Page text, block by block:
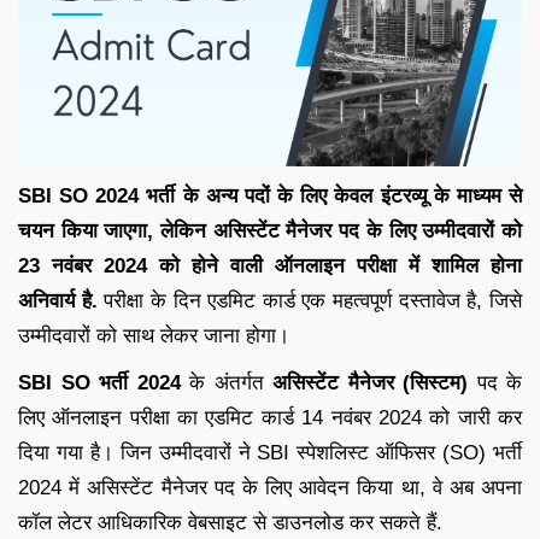
SBI SO 2024 भर्ती के अन्य पदों के लिए केवल इंटरव्यू के माध्यम से
चयन किया जाएगा, लेकिन असिस्टेंट मैनेजर पद के लिए उम्मीदवारों को
23 नवंबर 2024 को होने वाली ऑनलाइन परीक्षा में शामिल होना
अनिवार्य है. परीक्षा के दिन एडमिट कार्ड एक महत्वपूर्ण दस्तावेज है, जिसे
उम्मीदवारों को साथ लेकर जाना होगा।
SBI SO भर्ती 2024के अंतर्गत असिस्टेंट मैनेजर (सिस्टम) पद के
लिए ऑनलाइन परीक्षा का एडमिट कार्ड 14 नवंबर 2024 को जारी कर
दिया गया है। जिन उम्मीदवारों ने SBI स्पेशलिस्ट ऑफिसर (SO) भर्ती
2024 में असिस्टेंट मैनेजर पद के लिए आवेदन किया था, वे अब अपना
कॉल लेटर आधिकारिक वेबसाइट से डाउनलोड कर सकते हैं.